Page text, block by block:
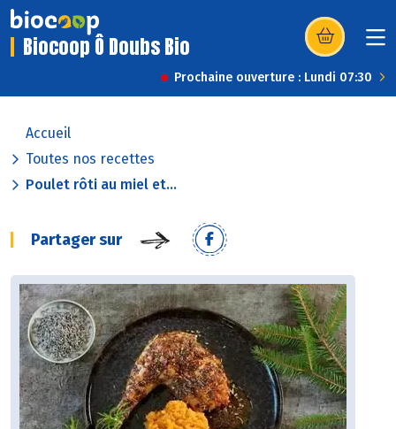
Biocoop Ô Doubs Bio (s’ouvre dans
Prochaine ouverture : Lundi 07:30
Accueil
Toutes nos recettes
Poulet rôti au miel et...
Partager sur